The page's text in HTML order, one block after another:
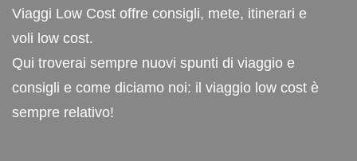
Viaggi Low Cost offre consigli, mete, itinerari e
voli low cost.
Qui troverai sempre nuovi spunti di viaggio e
consigli e come diciamo noi: il viaggio low cost è
sempre relativo!